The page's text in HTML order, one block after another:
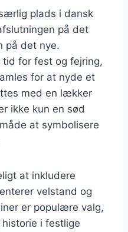
plads i dansk
på det
på det nye.
for fest og fejring,
for at nyde et
med en lækker
ikke kun en sød
at symbolisere
at inkludere
velstand og
er populære valg,
i festlige